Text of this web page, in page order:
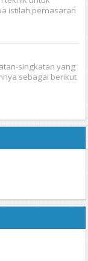
istilah pemasaran
singkatan yang
sebagai berikut